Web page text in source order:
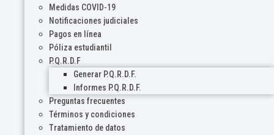
Medidas COVID-19
Notificaciones judiciales
Pagos en línea
Póliza estudiantil
P.Q.R.D.F
Generar P.Q.R.D.F.
Informes P.Q.R.D.F.
Preguntas frecuentes
Términos y condiciones
Tratamiento de datos